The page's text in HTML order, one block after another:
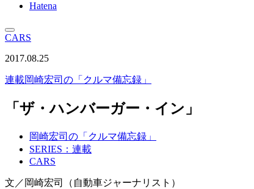
Hatena
CARS
2017.08.25
連載岡崎宏司の「クルマ備忘録」
「ザ・ハンバーガー・イン」
岡崎宏司の「クルマ備忘録」
SERIES：連載
CARS
文／岡崎宏司（自動車ジャーナリスト）